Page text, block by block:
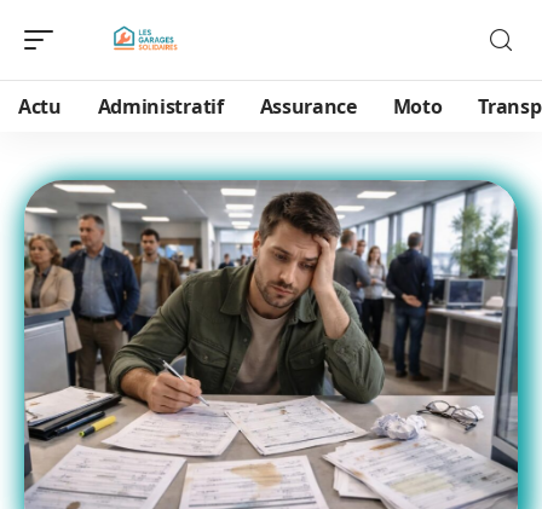
Actu Administratif Assurance Moto